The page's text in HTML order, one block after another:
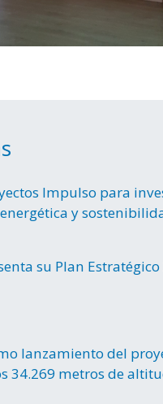
Impulso para
y
su Plan
lanzamiento del
34.269 metros de